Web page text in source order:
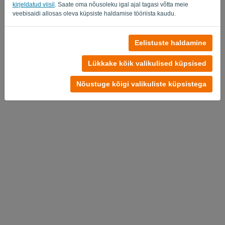
kirjeldatud viisil . Saate oma nõusoleku igal ajal tagasi võtta meie
veebisaidi allosas oleva küpsiste haldamise tööriista kaudu.
Eelistuste haldamine
Lükkake kõik valikulised küpsised
Nõustuge kõigi valikuliste küpsistega